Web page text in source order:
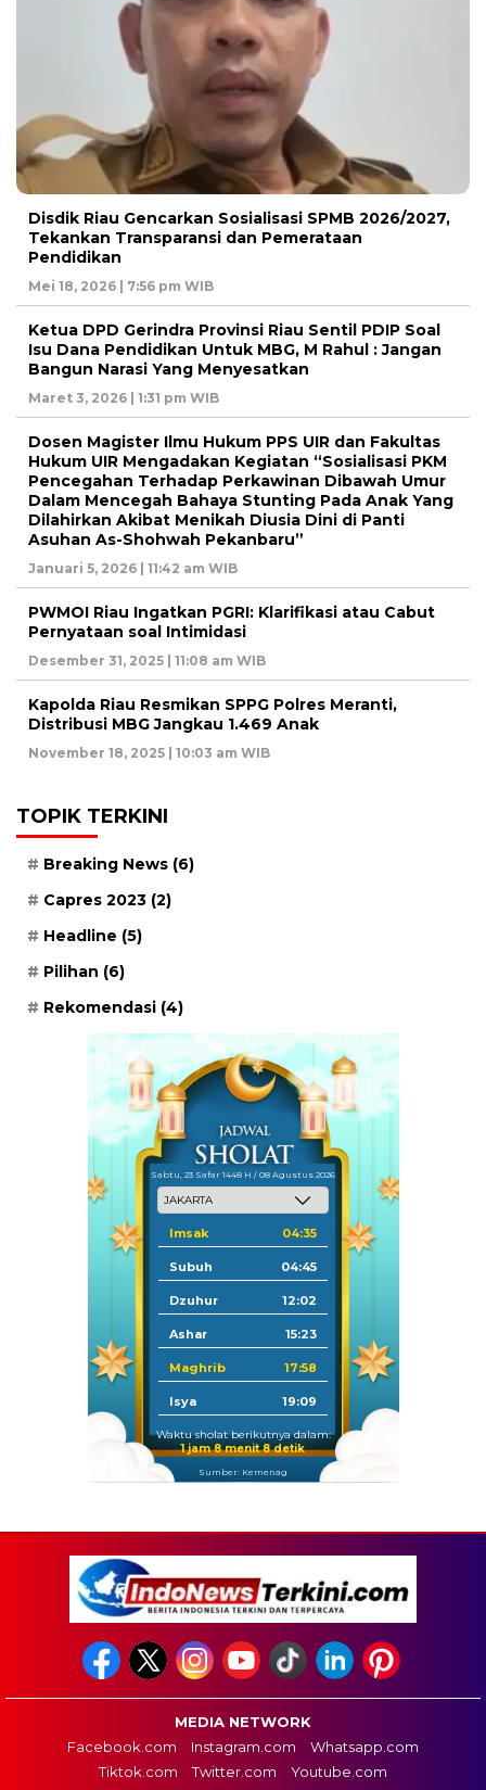
Disdik Riau Gencarkan Sosialisasi SPMB 2026/2027,
Tekankan Transparansi dan Pemerataan
Pendidikan
Mei 18, 2026 | 7:56 pm WIB
Ketua DPD Gerindra Provinsi Riau Sentil PDIP Soal
Isu Dana Pendidikan Untuk MBG, M Rahul : Jangan
Bangun Narasi Yang Menyesatkan
Maret 3, 2026 | 1:31 pm WIB
Dosen Magister Ilmu Hukum PPS UIR dan Fakultas
Hukum UIR Mengadakan Kegiatan “Sosialisasi PKM
Pencegahan Terhadap Perkawinan Dibawah Umur
Dalam Mencegah Bahaya Stunting Pada Anak Yang
Dilahirkan Akibat Menikah Diusia Dini di Panti
Asuhan As-Shohwah Pekanbaru”
Januari 5, 2026 | 11:42 am WIB
PWMOI Riau Ingatkan PGRI: Klarifikasi atau Cabut
Pernyataan soal Intimidasi
Desember 31, 2025 | 11:08 am WIB
Kapolda Riau Resmikan SPPG Polres Meranti,
Distribusi MBG Jangkau 1.469 Anak
November 18, 2025 | 10:03 am WIB
TOPIK TERKINI
Breaking News (6)
Capres 2023 (2)
Headline (5)
Pilihan (6)
Rekomendasi (4)
Sabtu, 23 Safar 1448 H / 08 Agustus 2026
Imsak 04:35
Subuh 04:45
Dzuhur 12:02
Ashar 15:23
Maghrib 17:58
Isya 19:09
Waktu sholat berikutnya dalam:
1 jam 8 menit 8 detik
Sumber: Kemenag
MEDIA NETWORK
Facebook.com
Instagram.com
Whatsapp.com
Tiktok.com
Twitter.com Youtube.com